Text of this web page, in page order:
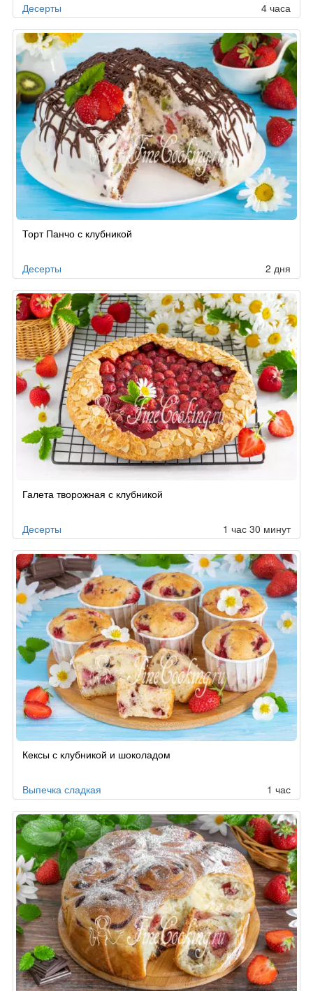
Десерты 4 часа
Торт Панчо с клубникой
Десерты 2 дня
Галета творожная с клубникой
Десерты 1 час 30 минут
Кексы с клубникой и шоколадом
Выпечка сладкая 1 час